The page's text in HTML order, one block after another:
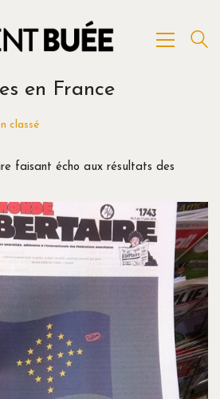
en France
classé
faisant écho aux résultats des